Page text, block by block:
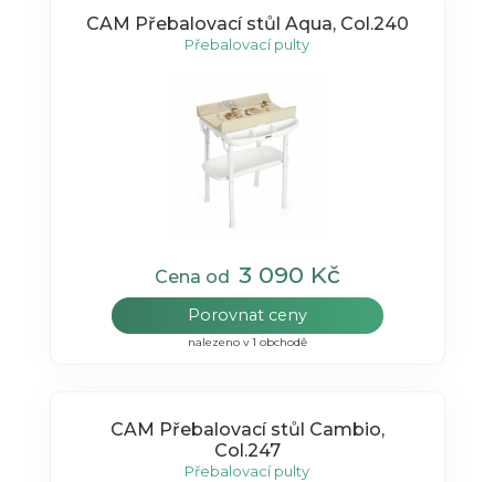
CAM Přebalovací stůl Aqua, Col.240
Přebalovací pulty
Cena od 3 090 Kč
Porovnat ceny
nalezeno v 1 obchodě
CAM Přebalovací stůl Cambio,
Col.247
Přebalovací pulty